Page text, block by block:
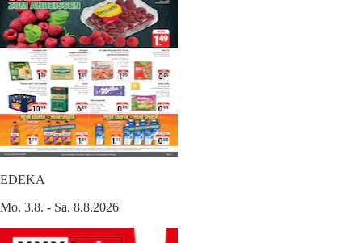
EDEKA
Mo. 3.8. - Sa. 8.8.2026